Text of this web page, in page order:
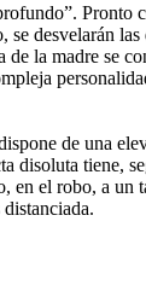
Pronto
desvelarán
la madre se
de una
disoluta tiene,
en el robo, a un